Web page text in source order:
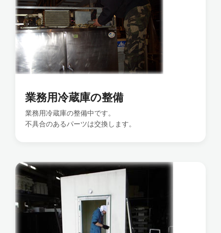
業務用冷蔵庫の整備
業務用冷蔵庫の整備中です。
不具合のあるパーツは交換します。